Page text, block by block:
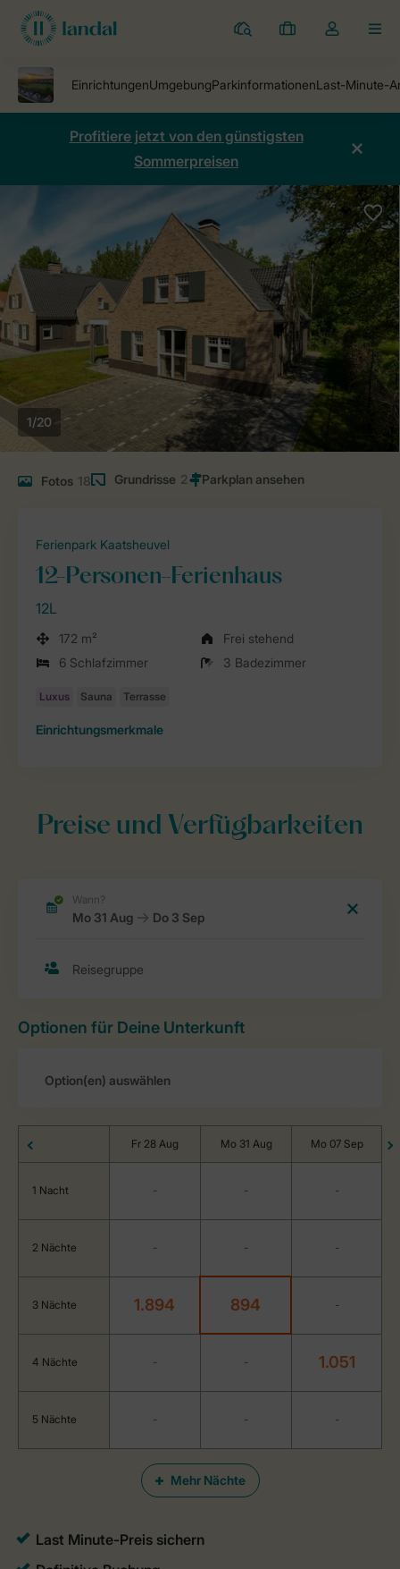
Ferienparks
Meine
Dropdown-
öffnen
Profitiere jetzt von den günstigsten
Sommerpreisen
1/20
Fotos 18 Grundrisse 2
Ferienpark Kaatsheuvel
12-Personen-Ferienhaus
12L
172 m²
Frei stehend
6 Schlafzimmer
3 Badezimmer
Einrichtungsmerkmale
Preise und Verfügbarkeiten
Optionen für Deine Unterkunft
Mehr Nächte
Fr 28 Aug Mo 31 Aug Mo 07 Sep
1 Nacht - - -
2 Nächte - - -
3 Nächte 1.894 894 -
4 Nächte - - 1.051
5 Nächte - - -